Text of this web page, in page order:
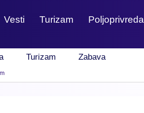
Vesti Turizam Poljoprivreda
Turizam Zabava